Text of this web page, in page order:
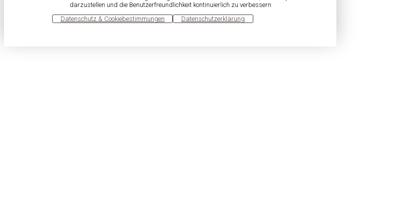
darzustellen und die Benutzerfreundlichkeit kontinuierlich zu verbessern
Datenschutz & Cookiebestimmungen Datenschutzerklärung